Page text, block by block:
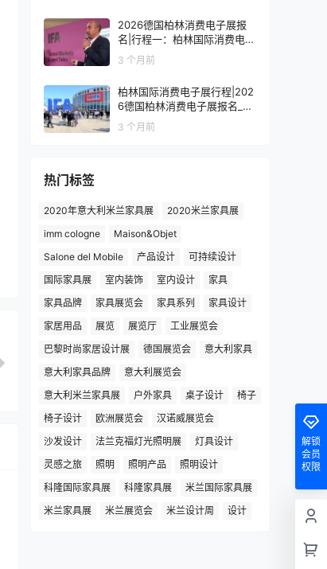
2026德国柏林消费电子展报
名|行程一：柏林国际消费电子
展观展7天
3 个月前
柏林国际消费电子展行程|202
6德国柏林消费电子展报名_价
格_门票_签证
3 个月前
热门标签
2020年意大利米兰家具展
2020米兰家具展
imm cologne
Maison&Objet
Salone del Mobile
产品设计
可持续设计
国际家具展
室内装饰 室内设计
家具
家具品牌
家具展览会 家具系列
家具设计
家居用品
展览 展览厅
工业展览会
巴黎时尚家居设计展
德国展览会
意大利家具
意大利家具品牌
意大利展览会
意大利米兰家具展
户外家具 桌子设计
椅子
椅子设计
欧洲展览会
汉诺威展览会
沙发设计
法兰克福灯光照明展
灯具设计
灵感之旅
照明 照明产品
照明设计
科隆国际家具展
科隆家具展
米兰国际家具展
米兰家具展
米兰展览会 米兰设计周 设计
解锁
会员
权限